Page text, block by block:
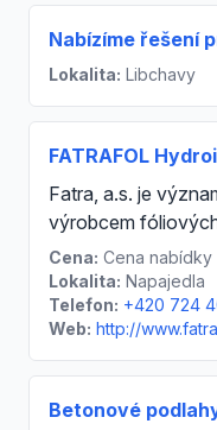
Nabízíme řešení
Lokalita: Libchavy
FATRAFOL
Fatra, a.s. je
výrobcem
Cena: Cena nabídky
Lokalita: Napajedla
Telefon: +420 724
Web: http://
Betonové